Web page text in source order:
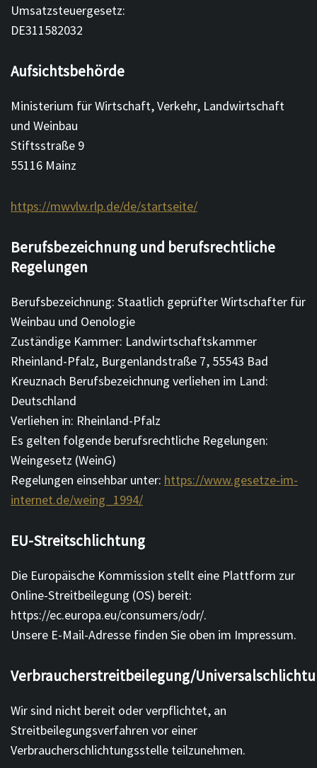
Umsatzsteuergesetz:
DE311582032
Aufsichtsbehörde
Ministerium für Wirtschaft, Verkehr, Landwirtschaft
und Weinbau
Stiftsstraße 9
55116 Mainz
https://mwvlw.rlp.de/de/startseite/
Berufsbezeichnung und berufsrechtliche
Regelungen
Berufsbezeichnung: Staatlich geprüfter Wirtschafter für
Weinbau und Oenologie
Zuständige Kammer: Landwirtschaftskammer
Rheinland-Pfalz, Burgenlandstraße 7, 55543 Bad
Kreuznach Berufsbezeichnung verliehen im Land:
Deutschland
Verliehen in: Rheinland-Pfalz
Es gelten folgende berufsrechtliche Regelungen:
Weingesetz (WeinG)
Regelungen einsehbar unter: https://www.gesetze-im-
internet.de/weing_1994/
EU-Streitschlichtung
Die Europäische Kommission stellt eine Plattform zur
Online-Streitbeilegung (OS) bereit:
https://ec.europa.eu/consumers/odr/.
Unsere E-Mail-Adresse finden Sie oben im Impressum.
Verbraucherstreitbeilegung/
Wir sind nicht bereit oder verpflichtet, an
Streitbeilegungsverfahren vor einer
Verbraucherschlichtungsstelle teilzunehmen.